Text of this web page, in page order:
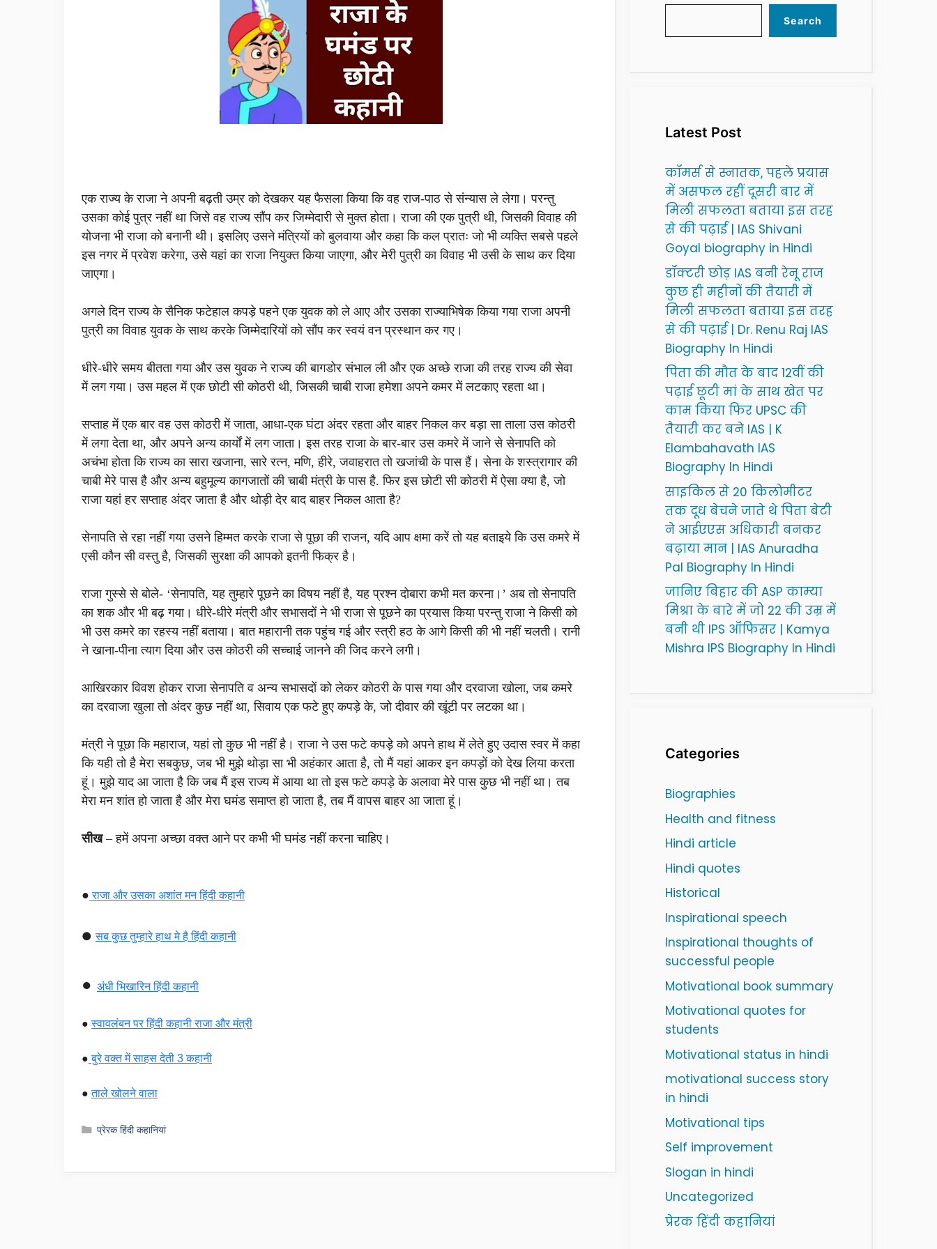
एक राज्य के राजा ने अपनी बढ़ती उम्र को देखकर यह फैसला किया कि वह राज-पाठ से संन्यास ले लेगा। परन्तु
उसका कोई पुत्र नहीं था जिसे वह राज्य सौंप कर जिम्मेदारी से मुक्त होता। राजा की एक पुत्री थी, जिसकी विवाह की
योजना भी राजा को बनानी थी। इसलिए उसने मंत्रियों को बुलवाया और कहा कि कल प्रातः जो भी व्यक्ति सबसे पहले
इस नगर में प्रवेश करेगा, उसे यहां का राजा नियुक्त किया जाएगा, और मेरी पुत्री का विवाह भी उसी के साथ कर दिया
जाएगा।
अगले दिन राज्य के सैनिक फटेहाल कपड़े पहने एक युवक को ले आए और उसका राज्याभिषेक किया गया राजा अपनी
पुत्री का विवाह युवक के साथ करके जिम्मेदारियों को सौंप कर स्वयं वन प्रस्थान कर गए।
धीरे-धीरे समय बीतता गया और उस युवक ने राज्य की बागडोर संभाल ली और एक अच्छे राजा की तरह राज्य की सेवा
में लग गया। उस महल में एक छोटी सी कोठरी थी, जिसकी चाबी राजा हमेशा अपने कमर में लटकाए रहता था।
सप्ताह में एक बार वह उस कोठरी में जाता, आधा-एक घंटा अंदर रहता और बाहर निकल कर बड़ा सा ताला उस कोठरी
में लगा देता था, और अपने अन्य कार्यों में लग जाता। इस तरह राजा के बार-बार उस कमरे में जाने से सेनापति को
अचंभा होता कि राज्य का सारा खजाना, सारे रत्न, मणि, हीरे, जवाहरात तो खजांची के पास हैं। सेना के शस्त्रागार की
चाबी मेरे पास है और अन्य बहुमूल्य कागजातों की चाबी मंत्री के पास है. फिर इस छोटी सी कोठरी में ऐसा क्या है, जो
राजा यहां हर सप्ताह अंदर जाता है और थोड़ी देर बाद बाहर निकल आता है?
सेनापति से रहा नहीं गया उसने हिम्मत करके राजा से पूछा की राजन, यदि आप क्षमा करें तो यह बताइये कि उस कमरे में
एसी कौन सी वस्तु है, जिसकी सुरक्षा की आपको इतनी फिक्र है।
राजा गुस्से से बोले- ‘सेनापति, यह तुम्हारे पूछने का विषय नहीं है, यह प्रश्न दोबारा कभी मत करना।’ अब तो सेनापति
का शक और भी बढ़ गया। धीरे-धीरे मंत्री और सभासदों ने भी राजा से पूछने का प्रयास किया परन्तु राजा ने किसी को
भी उस कमरे का रहस्य नहीं बताया। बात महारानी तक पहुंच गई और स्त्री हठ के आगे किसी की भी नहीं चलती। रानी
ने खाना-पीना त्याग दिया और उस कोठरी की सच्चाई जानने की जिद करने लगी।
आखिरकार विवश होकर राजा सेनापति व अन्य सभासदों को लेकर कोठरी के पास गया और दरवाजा खोला, जब कमरे
का दरवाजा खुला तो अंदर कुछ नहीं था, सिवाय एक फटे हुए कपड़े के, जो दीवार की खूंटी पर लटका था।
मंत्री ने पूछा कि महाराज, यहां तो कुछ भी नहीं है। राजा ने उस फटे कपड़े को अपने हाथ में लेते हुए उदास स्वर में कहा
कि यही तो है मेरा सबकुछ, जब भी मुझे थोड़ा सा भी अहंकार आता है, तो मैं यहां आकर इन कपड़ों को देख लिया करता
हूं। मुझे याद आ जाता है कि जब मैं इस राज्य में आया था तो इस फटे कपड़े के अलावा मेरे पास कुछ भी नहीं था। तब
मेरा मन शांत हो जाता है और मेरा घमंड समाप्त हो जाता है, तब मैं वापस बाहर आ जाता हूं।
सीख– हमें अपना अच्छा वक्त आने पर कभी भी घमंड नहीं करना चाहिए।
● राजा और उसका अशांत मन हिंदी कहानी
●सब कुछ तुम्हारे हाथ मे है हिंदी कहानी
● अंधी भिखारिन हिंदी कहानी
●स्वावलंबन पर हिंदी कहानी राजा और मंत्री
● बुरे वक्त में साहस देती 3 कहानी
●ताले खोलने वाला
Categories
प्रेरक हिंदी कहानियां
Search
Latest Post
कॉमर्स से स्नातक, पहले प्रयास
में असफल रहीं दूसरी बार में
मिली सफलता बताया इस तरह
से की पढ़ाई | IAS Shivani
Goyal biography in Hindi
डॉक्टरी छोड़ IAS बनी रेनू राज
कुछ ही महीनों की तैयारी में
मिली सफलता बताया इस तरह
से की पढ़ाई | Dr. Renu Raj IAS
Biography In Hindi
पिता की मौत के बाद 12वीं की
पढ़ाई छूटी मां के साथ खेत पर
काम किया फिर UPSC की
तैयारी कर बने IAS | K
Elambahavath IAS
Biography In Hindi
साइकिल से 20 किलोमीटर
तक दूध बेचने जाते थे पिता बेटी
ने आईएएस अधिकारी बनकर
बढ़ाया मान | IAS Anuradha
Pal Biography In Hindi
जानिए बिहार की ASP काम्या
मिश्रा के बारे में जो 22 की उम्र में
बनी थी IPS ऑफिसर | Kamya
Mishra IPS Biography In Hindi
Categories
Biographies
Health and fitness
Hindi article
Hindi quotes
Historical
Inspirational speech
Inspirational thoughts of
successful people
Motivational book summary
Motivational quotes for
students
Motivational status in hindi
motivational success story
in hindi
Motivational tips
Self improvement
Slogan in hindi
Uncategorized
प्रेरक हिंदी कहानियां